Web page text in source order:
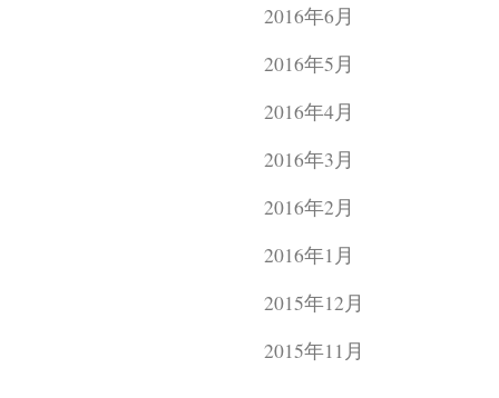
2016年6月
2016年5月
2016年4月
2016年3月
2016年2月
2016年1月
2015年12月
2015年11月